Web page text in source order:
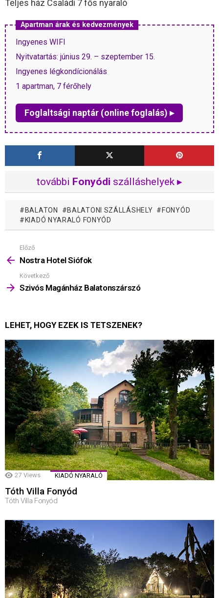
Teljes ház Családi 7 fős nyaraló
Apartman árak és kedvezmények
Ingyenes WIFI
Nyitvatartás: június 29. – szeptember 15.
Ingyenes légkondícionálás
1 apartman, 7 férőhely
Foglaltsági naptár (online foglalás) ▸
további Fonyódi szálláshelyek ▸
BALATON BALATONI SZÁLLÁSHELY
FONYÓD
KIADÓ NYARALÓ FONYÓD
Mutass
többet
Előző
Nostra Hotel Siófok
Következő
Szivós Magánház Balatonszárszó
LEHET, HOGY EZEK IS TETSZENEK?
27 Views KIADÓ NYARALÓ
Tóth Villa Fonyód
Tóth Villa Fonyód